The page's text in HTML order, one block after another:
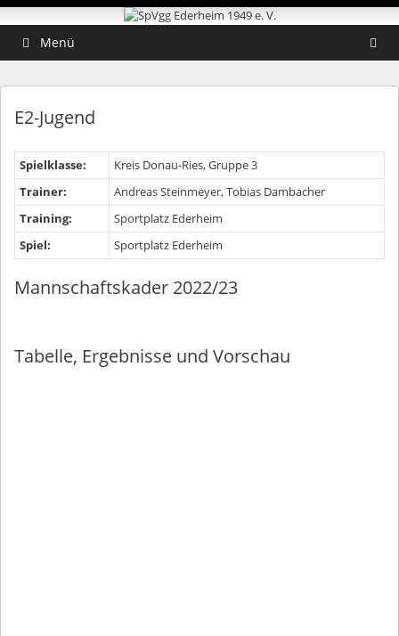
Zum
Inhalt
springen
Zum
Inhalt
springenMenü
E2-Jugend
Spielklasse:
Kreis Donau-Ries, Gruppe 3
Trainer:
Andreas Steinmeyer, Tobias Dambacher
Training:
Sportplatz Ederheim
Spiel:
Sportplatz Ederheim
Mannschaftskader 2022/23
Tabelle, Ergebnisse und Vorschau